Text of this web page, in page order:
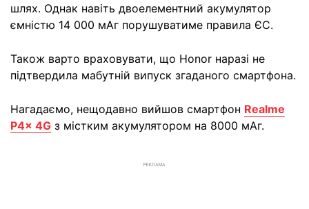
шлях. Однак навіть двоелементний акумулятор
ємністю 14 000 мАг порушуватиме правила ЄС.
Також варто враховувати, що Honor наразі не
підтвердила мабутній випуск згаданого смартфона.
Нагадаємо, нещодавно вийшов смартфон Realme
P4x 4G з містким акумулятором на 8000 мАг.
РЕКЛАМА